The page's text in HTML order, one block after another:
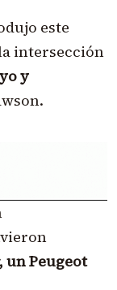
este
intersección
y
un Peugeot